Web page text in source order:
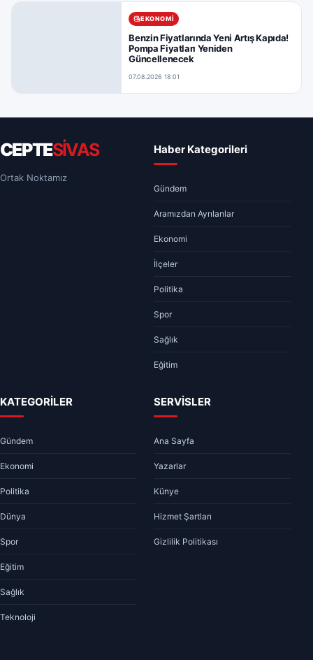
EKONOMI
Benzin Fiyatlarında Yeni Artış Kapıda!
Pompa Fiyatları Yeniden
Güncellenecek
07.08.2026 18:01
CEPTESİVAS
Ortak Noktamız
Haber Kategorileri
Gündem
Aramızdan Ayrılanlar
Ekonomi
İlçeler
Politika
Spor
Sağlık
Eğitim
KATEGORİLER
Gündem
Ekonomi
Politika
Dünya
Spor
Eğitim
Sağlık
Teknoloji
SERVİSLER
Ana Sayfa
Yazarlar
Künye
Hizmet Şartları
Gizlilik Politikası